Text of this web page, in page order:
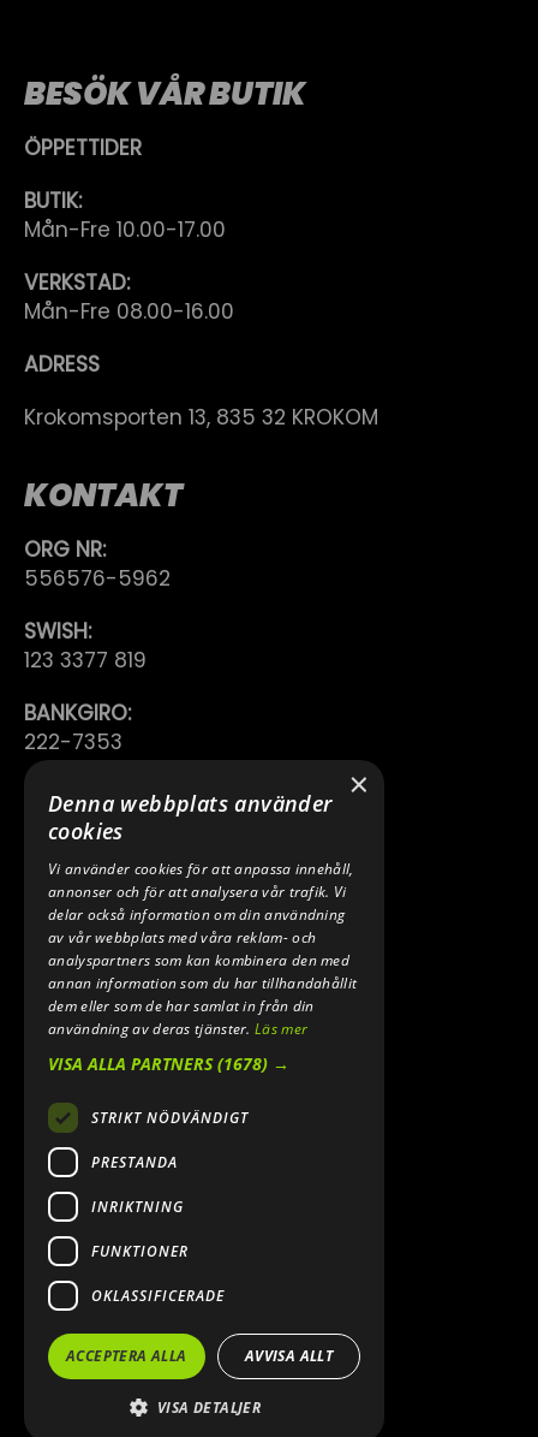
BESÖK VÅR BUTIK
ÖPPETTIDER
BUTIK:
Mån-Fre 10.00-17.00
VERKSTAD:
Mån-Fre 08.00-16.00
ADRESS
Krokomsporten 13, 835 32 KROKOM
KONTAKT
ORG NR:
556576-5962
SWISH:
123 3377 819
BANKGIRO:
222-7353
TELEFON:
0640 200 50
E-POST:
INFO@SPEEDSHOPEN.SE
ÅNGRA MITT KÖP
2026. ALL RIGHTS RESERVED.
POWERED BY EMPORI CMS
×
Denna webbplats använder
cookies
Vi använder cookies för att anpassa innehåll,
annonser och för att analysera vår trafik. Vi
delar också information om din användning
av vår webbplats med våra reklam- och
analyspartners som kan kombinera den med
annan information som du har tillhandahållit
dem eller som de har samlat in från din
användning av deras tjänster.Läs mer
VISA ALLA PARTNERS(1678) →
STRIKT NÖDVÄNDIGT
PRESTANDA
INRIKTNING
FUNKTIONER
OKLASSIFICERADE
ACCEPTERA ALLA AVVISA ALLT
VISA DETALJER